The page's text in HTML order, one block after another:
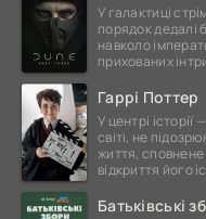
У галактиці
порядок дедалі
навколо
прихованих
Гаррі Поттер
У центрі
світі, не
життя, сповнене
відкриття його
Батьківські